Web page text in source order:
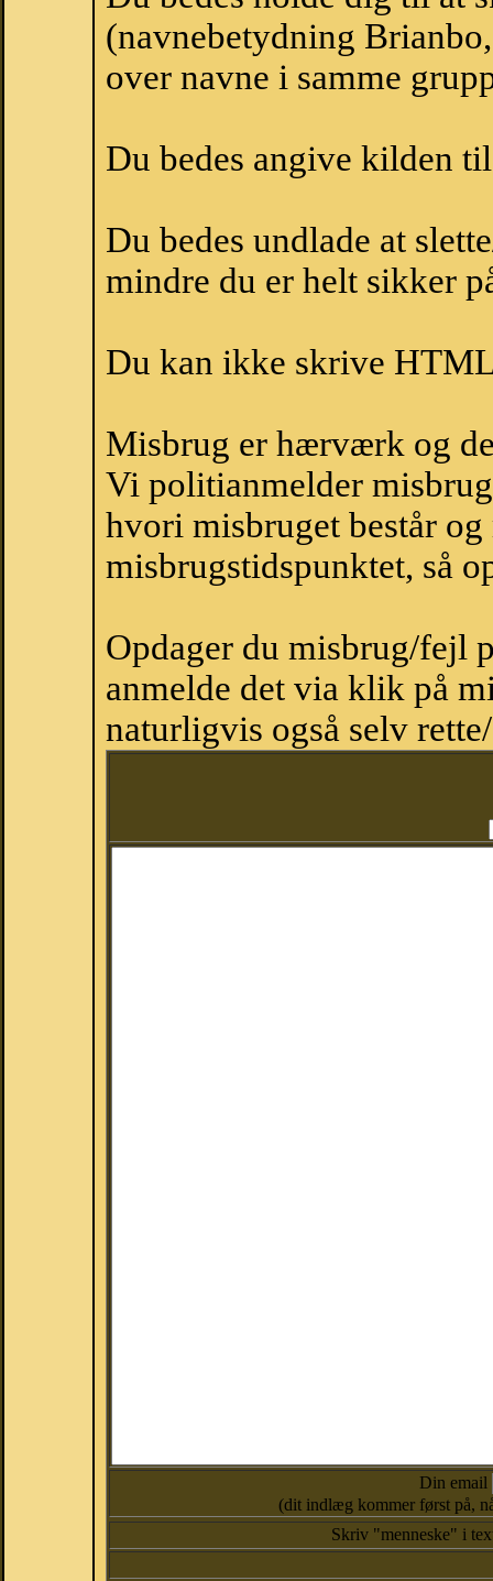
(navnebetydning
over navne i samme
Du bedes angive kilden
Du bedes undlade at
mindre du er helt sikker
Du kan ikke skrive
Misbrug er hærværk og
Vi politianmelder
hvori misbruget består
misbrugstidspunktet, så
Opdager du misbrug/fejl
anmelde det via klik på
naturligvis også selv
Din email
(dit indlæg kommer først på,
Skriv "menneske" i